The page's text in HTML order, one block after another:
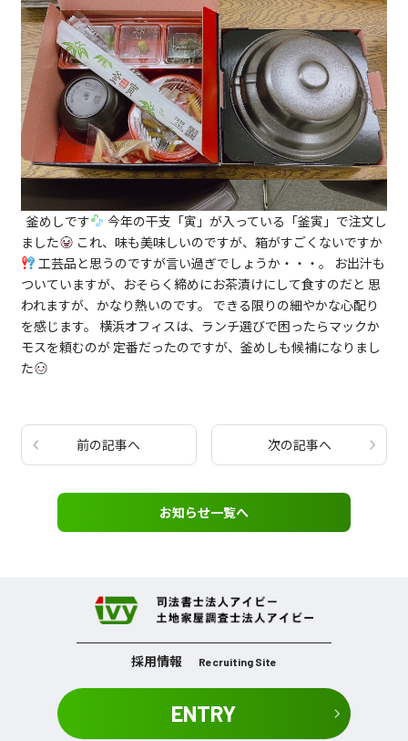
釜めしです
今年の干支「寅」が入っている「釜寅」で注文し
ました
これ、味も美味しいのですが、箱がすごくないですか
工芸品と思うのですが言い過ぎでしょうか・・・。 お出汁も
ついていますが、おそらく締めにお茶漬けにして食すのだと 思
われますが、かなり熱いのです。 できる限りの細やかな心配り
を感じます。 横浜オフィスは、ランチ選びで困ったらマックか
モスを頼むのが 定番だったのですが、釜めしも候補になりまし
た
前の記事へ 次の記事へ
お知らせ一覧へ
採用情報 Recruiting Site
ENTRY